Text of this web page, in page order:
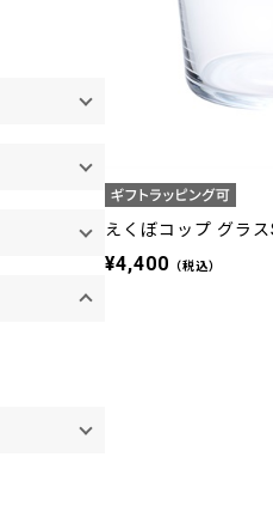
えくぼコップ グラ
¥4,400 （税込）